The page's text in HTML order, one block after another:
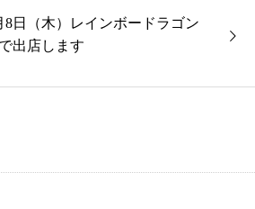
8日（木）レインボードラゴン
出店します